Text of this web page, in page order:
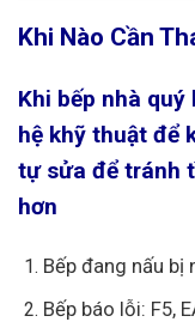
Khi Nào Cần
Khi bếp nhà
hệ khỹ thuật để
tự sửa để tránh
hơn
Bếp đang nấu bị
Bếp báo lỗi: F5,